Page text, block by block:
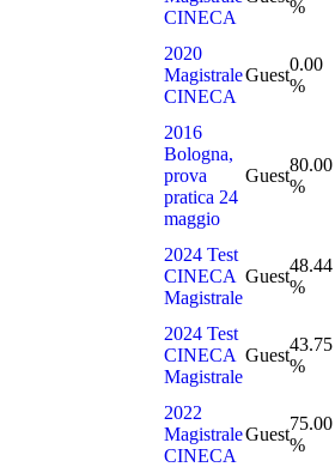
CINECA
%
2020
Magistrale
CINECA
Guest
0.00
%
2016
Bologna,
prova
pratica 24
maggio
Guest
80.00
%
2024 Test
CINECA
Magistrale
Guest
48.44
%
2024 Test
CINECA
Magistrale
Guest
43.75
%
2022
Magistrale
CINECA
Guest
75.00
%